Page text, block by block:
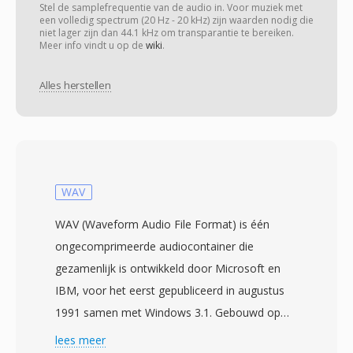
Stel de samplefrequentie van de audio in. Voor muziek met
een volledig spectrum (20 Hz - 20 kHz) zijn waarden nodig die
niet lager zijn dan 44.1 kHz om transparantie te bereiken.
Meer info vindt u op de wiki.
Alles herstellen
WAV
WAV (Waveform Audio File Format) is één
ongecomprimeerde audiocontainer die
gezamenlijk is ontwikkeld door Microsoft en
IBM, voor het eerst gepubliceerd in augustus
1991 samen met Windows 3.1. Gebouwd op
het Resource Interchange File Format (RIFF),
lees meer